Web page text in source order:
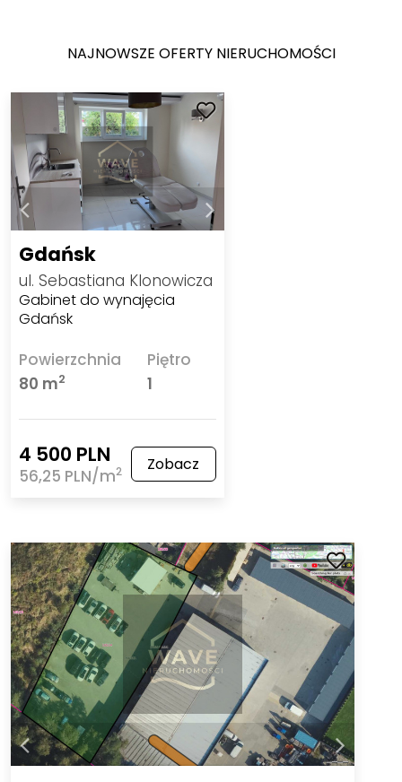
NAJNOWSZE OFERTY NIERUCHOMOŚCI
Gdańsk
ul. Sebastiana Klonowicza
Gabinet do wynajęcia
Gdańsk
Powierzchnia
80 m2
Piętro
1
4 500 PLN
56,25 PLN/m2 Zobacz